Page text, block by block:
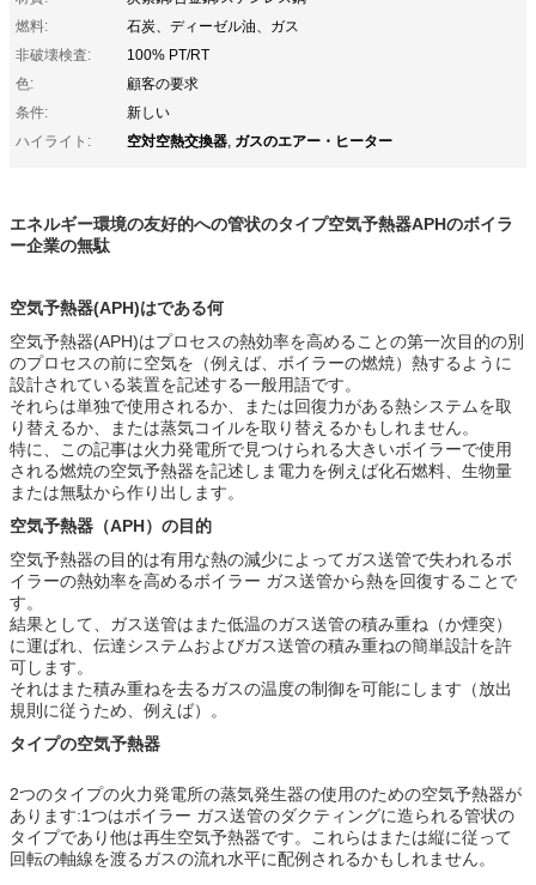
燃料:
石炭、ディーゼル油、ガス
非破壊検査:
100% PT/RT
色:
顧客の要求
条件:
新しい
ハイライト:
空対空熱交換器, ガスのエアー・ヒーター
エネルギー環境の友好的への管状のタイプ空気予熱器APHのボイラ
ー企業の無駄
空気予熱器(APH)はである何
空気予熱器(APH)はプロセスの熱効率を高めることの第一次目的の別
のプロセスの前に空気を（例えば、ボイラーの燃焼）熱するように
設計されている装置を記述する一般用語です。
それらは単独で使用されるか、または回復力がある熱システムを取
り替えるか、または蒸気コイルを取り替えるかもしれません。
特に、この記事は火力発電所で見つけられる大きいボイラーで使用
される燃焼の空気予熱器を記述しま電力を例えば化石燃料、生物量
または無駄から作り出します。
空気予熱器（APH） の目的
空気予熱器の目的は有用な熱の減少によってガス送管で失われるボ
イラーの熱効率を高めるボイラー ガス送管から熱を回復することで
す。
結果として、ガス送管はまた低温のガス送管の積み重ね（か煙突）
に運ばれ、伝達システムおよびガス送管の積み重ねの簡単設計を許
可します。
それはまた積み重ねを去るガスの温度の制御を可能にします（放出
規則に従うため、例えば）。
タイプの空気予熱器
2つのタイプの火力発電所の蒸気発生器の使用のための空気予熱器が
あります:1つはボイラー ガス送管のダクティングに造られる管状の
タイプであり他は再生空気予熱器です。これらはまたは縦に従って
回転の軸線を渡るガスの流れ水平に配例されるかもしれません。